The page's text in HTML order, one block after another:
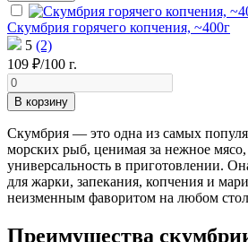
Скумбрия горячего копчения, ~400г
5 (2)
109 ₽/100 г.
В корзину
Скумбрия — это одна из самых
морских рыб, ценимая за нежное
универсальность в приготовлении.
для жарки, запекания, копчения и
неизменным фаворитом на любом
Преимущества